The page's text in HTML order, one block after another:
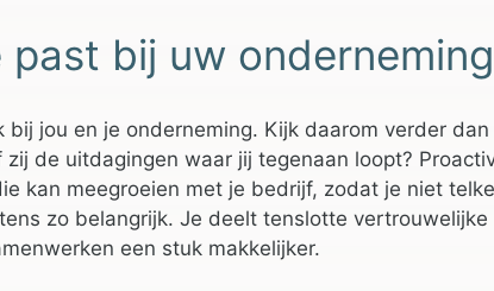
bij uw onderneming
jou en je onderneming. Kijk daarom verder dan
de uitdagingen waar jij tegenaan loopt?
kan meegroeien met je bedrijf, zodat je niet
zo belangrijk. Je deelt tenslotte
een stuk makkelijker.